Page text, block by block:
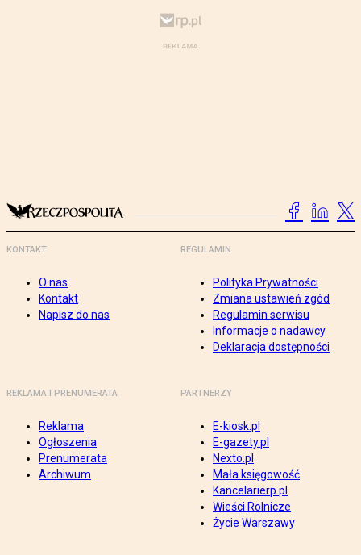
KONTAKT
O nas
Kontakt
Napisz do nas
REGULAMIN
Polityka Prywatności
Zmiana ustawień zgód
Regulamin serwisu
Informacje o nadawcy
Deklaracja dostępności
REKLAMA I PRENUMERATA
Reklama
Ogłoszenia
Prenumerata
Archiwum
PARTNERZY
E-kiosk.pl
E-gazety.pl
Nexto.pl
Mała księgowość
Kancelarierp.pl
Wieści Rolnicze
Życie Warszawy